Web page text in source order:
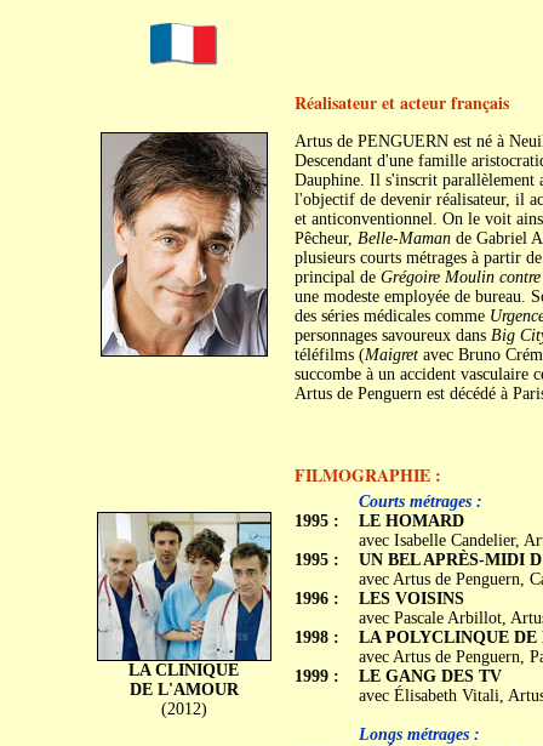
Réalisateur et acteur français
Artus de PENGUERN est né à
Descendant d'une famille
Dauphine. Il s'inscrit parallèlement
l'objectif de devenir réalisateur, il
et anticonventionnel. On le voit
Pêcheur, Belle-Mamande Gabriel
plusieurs courts métrages à partir
principal de Grégoire Moulin
une modeste employée de bureau.
des séries médicales comme
personnages savoureux dans Big
téléfilms (Maigretavec Bruno
succombe à un accident vasculaire
Artus de Penguern est décédé à
FILMOGRAPHIE :
LA CLINIQUE
DE L'AMOUR
(2012)
1995 :
1995 :
1996 :
1998 :
1999 :
Courts métrages :
LE HOMARD
avec Isabelle Candelier,
UN BEL APRÈS-MIDI
avec Artus de Penguern,
LES VOISINS
avec Pascale Arbillot,
LA POLYCLINQUE
avec Artus de Penguern,
LE GANG DES TV
avec Élisabeth Vitali,
Longs métrages :